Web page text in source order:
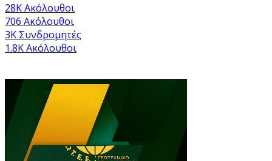
28KΑκόλουθοι
706 Ακόλουθοι
3K Συνδρομητές
1.8KΑκόλουθοι